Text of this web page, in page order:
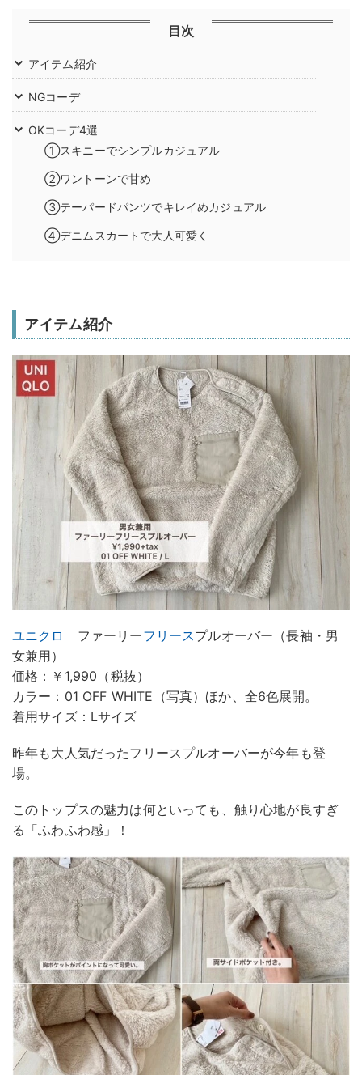
目次
アイテム紹介
NGコーデ
OKコーデ4選
①スキニーでシンプルカジュアル
②ワントーンで甘め
③テーパードパンツでキレイめカジュアル
④デニムスカートで大人可愛く
アイテム紹介
ユニクロ ファーリーフリースプルオーバー（長袖・男
女兼用）
価格：￥1,990（税抜）
カラー：01 OFF WHITE（写真）ほか、全6色展開。
着用サイズ：Lサイズ
昨年も大人気だったフリースプルオーバーが今年も登
場。
このトップスの魅力は何といっても、触り心地が良すぎ
る「ふわふわ感」！